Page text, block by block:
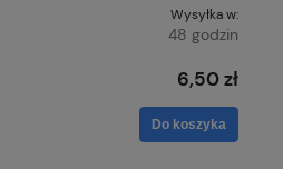
Wysyłka w:
48 godzin
6,50 zł
Do koszyka